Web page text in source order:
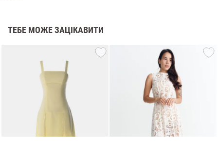
ТЕБЕ МОЖЕ ЗАЦІКАВИТИ